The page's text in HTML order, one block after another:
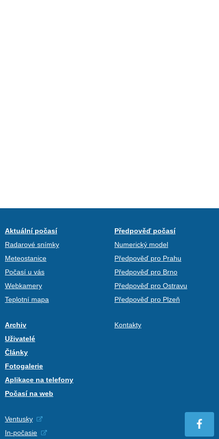
Aktuální počasí
Radarové snímky
Meteostanice
Počasí u vás
Webkamery
Teplotní mapa
Předpověď počasí
Numerický model
Předpověď pro Prahu
Předpověď pro Brno
Předpověď pro Ostravu
Předpověď pro Plzeň
Archiv
Uživatelé
Články
Fotogalerie
Aplikace na telefony
Počasí na web
Kontakty
Ventusky
In-počasie